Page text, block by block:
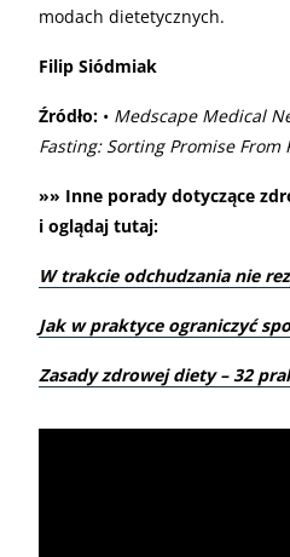
modach dietetycznych.
Filip Siódmiak
Źródło: • Medscape Medical
Fasting: Sorting Promise From
»» Inne porady dotyczące
i oglądaj tutaj:
W trakcie odchudzania nie
Jak w praktyce ograniczyć
Zasady zdrowej diety – 32